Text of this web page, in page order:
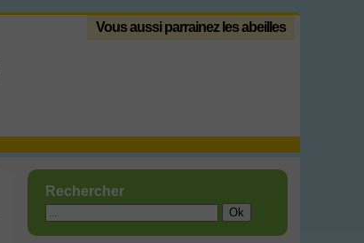
Vous aussi parrainez les abeilles
Rechercher